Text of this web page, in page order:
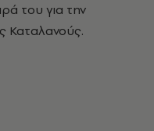
του για την
Καταλανούς.